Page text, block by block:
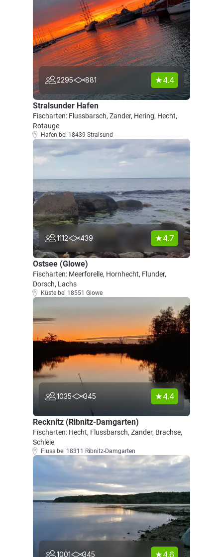
2295 881 4.4
Stralsunder Hafen
Fischarten: Flussbarsch, Zander, Hering, Hecht,
Rotauge
Hafen bei 18439 Stralsund
1112 439 4.7
Ostsee (Glowe)
Fischarten: Meerforelle, Hornhecht, Flunder,
Dorsch, Lachs
Küste bei 18551 Glowe
1035 345 4.4
Recknitz (Ribnitz-Damgarten)
Fischarten: Hecht, Flussbarsch, Zander, Brachse,
Schleie
Fluss bei 18311 Ribnitz-Damgarten
1001 345 4.6